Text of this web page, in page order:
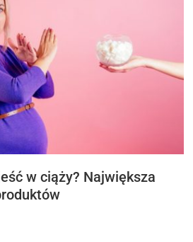
w ciąży? Największa